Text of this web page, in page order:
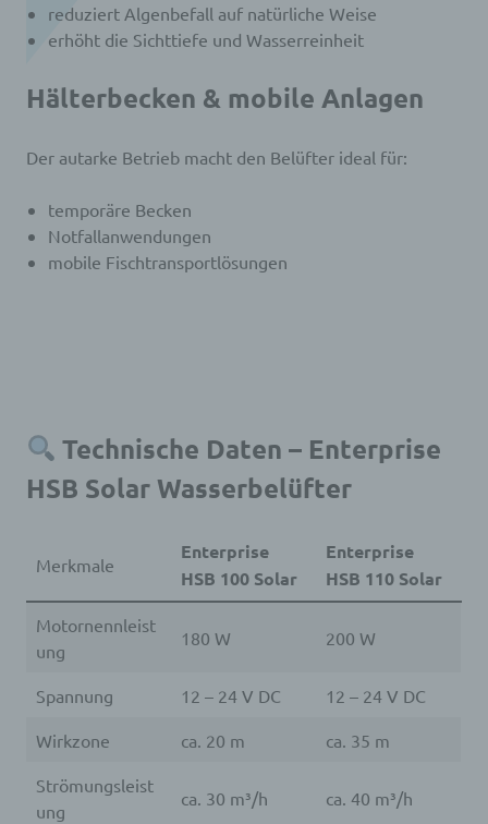
reduziert Algenbefall auf natürliche Weise
erhöht die Sichttiefe und Wasserreinheit
Hälterbecken & mobile Anlagen
Der autarke Betrieb macht den Belüfter ideal für:
temporäre Becken
Notfallanwendungen
mobile Fischtransportlösungen
Technische Daten – Enterprise
HSB Solar Wasserbelüfter
Merkmale
Enterprise
HSB 100 Solar
Enterprise
HSB 110 Solar
Motornennleist
ung
180 W 200 W
Spannung 12 – 24 V DC 12 – 24 V DC
Wirkzone ca. 20 m ca. 35 m
Strömungsleist
ung
ca. 30 m³/h ca. 40 m³/h